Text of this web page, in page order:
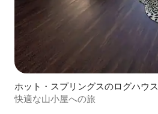
ホット・スプリングスのログハウス
快適な山小屋への旅